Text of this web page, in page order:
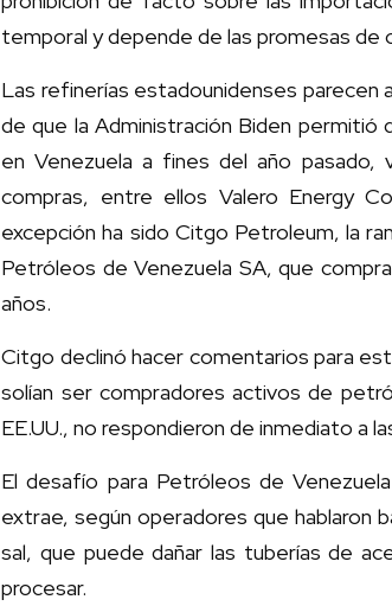
temporal y depende de las promesas de
Las refinerías estadounidenses parecen
de que la Administración Biden permitió
en Venezuela a fines del año pasado,
compras, entre ellos Valero Energy
excepción ha sido Citgo Petroleum, la
Petróleos de Venezuela SA, que
años.
Citgo declinó hacer comentarios para
solían ser compradores activos de
EE.UU., no respondieron de inmediato a
El desafío para Petróleos de
extrae, según operadores que hablaron
sal, que puede dañar las tuberías de
procesar.